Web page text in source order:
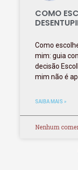
COMO
Como
mim: guia
decisão
mim não é
SAIBA MAIS »
Nenhum